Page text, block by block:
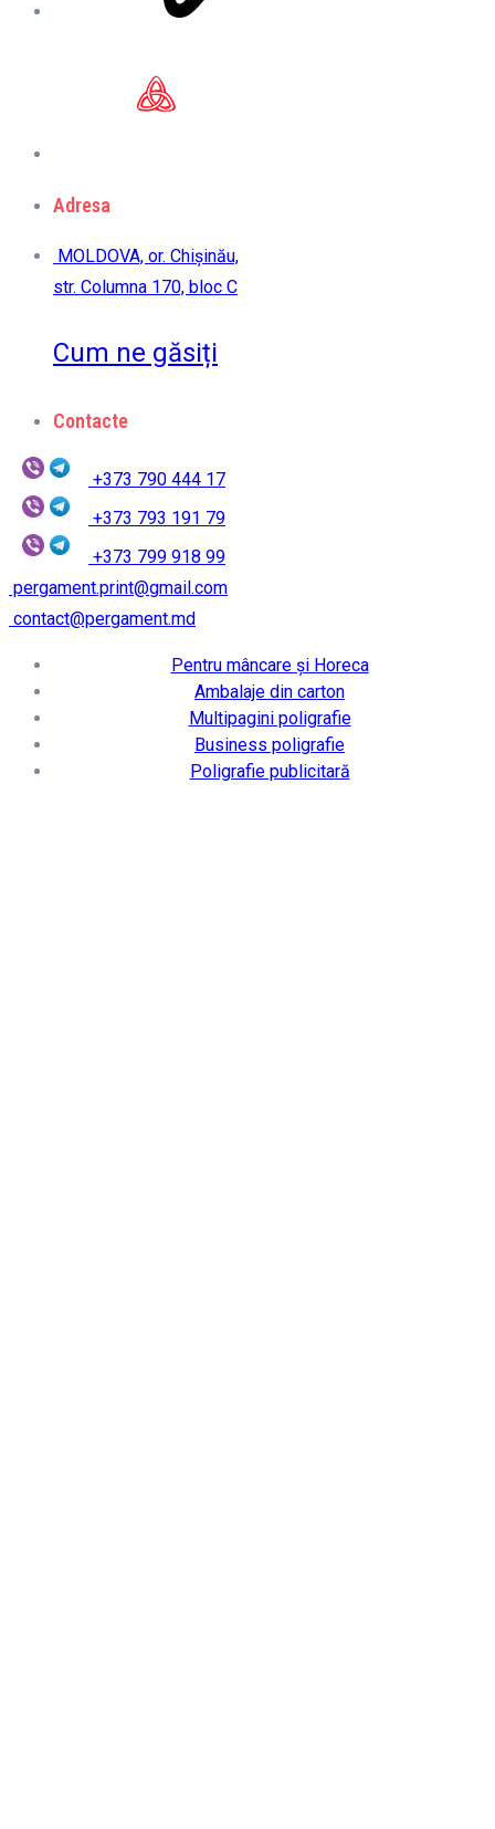
Adresa
MOLDOVA, or. Chișinău,
str. Columna 170, bloc C
Cum ne găsiți
Contacte
+373 790 444 17
+373 793 191 79
+373 799 918 99
pergament.print@gmail.com
contact@pergament.md
Pentru mâncare și Horeca
Ambalaje din carton
Multipagini poligrafie
Business poligrafie
Poligrafie publicitară